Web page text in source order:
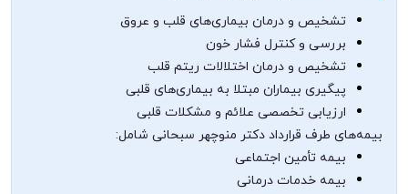
تشخیص و درمان بیماری‌های قلب و عروق
بررسی و کنترل فشار خون
تشخیص و درمان اختلالات ریتم قلب
پیگیری بیماران مبتلا به بیماری‌های قلبی
ارزیابی تخصصی علائم و مشکلات قلبی
بیمه‌های طرف قرارداد دکتر منوچهر سبحانی شامل:
بیمه تأمین اجتماعی
بیمه خدمات درمانی